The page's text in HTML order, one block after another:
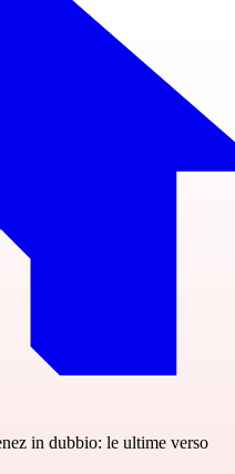
in dubbio: le ultime verso